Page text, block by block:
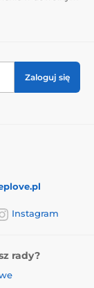
Zaloguj się
Instagram
rady?